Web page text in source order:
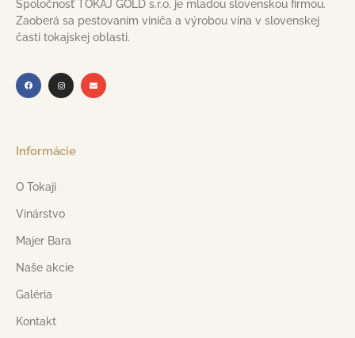
Spoločnosť TOKAJ GOLD s.r.o. je mladou slovenskou firmou.
Zaoberá sa pestovaním viniča a výrobou vína v slovenskej
časti tokajskej oblasti.
Informácie
O Tokaji
Vinárstvo
Majer Bara
Naše akcie
Galéria
Kontakt